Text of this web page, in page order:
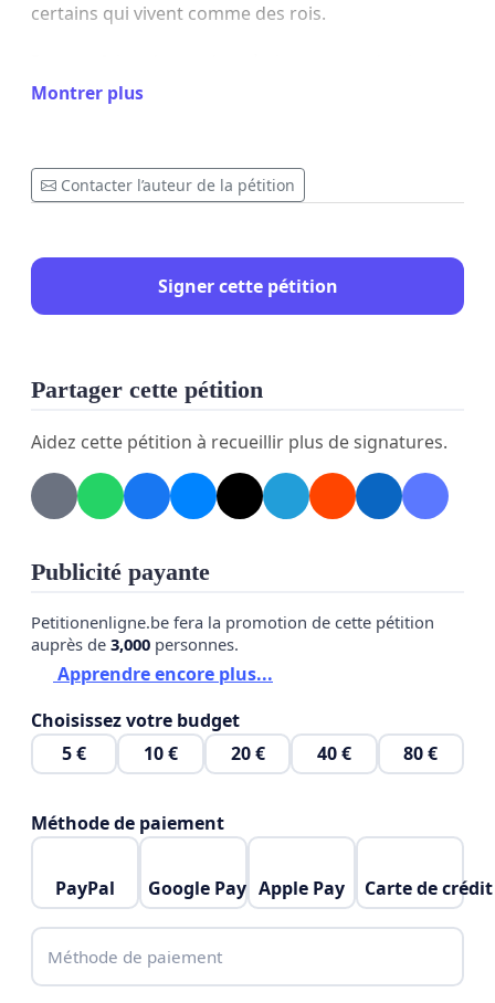
certains qui vivent comme des rois.
actuel ainsi qu'aux précédents de reverser 1/12 des
Toute la population passe par la case "payer", il est
temps aujourd'hui, au monde politique de montrer
Montrer plus
Contacter l’auteur de la pétition
Signer cette pétition
Partager cette pétition
Aidez cette pétition à recueillir plus de signatures.
Publicité payante
Petitionenligne.be fera la promotion de cette pétition
auprès de 3,000 personnes.
Apprendre encore plus...
Choisissez votre budget
5 €
10 € 20 € 40 € 80 €
Méthode de paiement
PayPal Google Pay Apple Pay Carte de crédit
Méthode de paiement